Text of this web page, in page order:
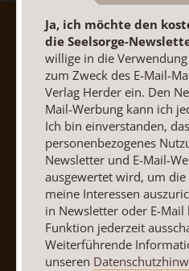
AGB und
Barrierefreiheit
Vertrag widerrufen
Ja, ich möchte den
die Seelsorge-
willige in die
zum Zweck des E-Mail-
Verlag Herder ein. Den
Mail-Werbung kann ich
Ich bin einverstanden,
personenbezogenes
Newsletter und E-Mail-
ausgewertet wird, um
meine Interessen
in Newsletter oder E-Mail
Funktion jederzeit
Weiterführende
unseren